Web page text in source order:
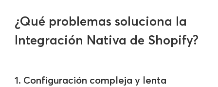
¿Qué problemas soluciona la
Integración Nativa de Shopify?
1. Configuración compleja y lenta